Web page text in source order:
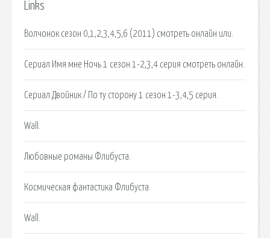
Links
Волчонок сезон 0,1,2,3,4,5,6 (2011) смотреть онлайн или.
Сериал Имя мне Ночь 1 сезон 1-2,3,4 серия смотреть онлайн.
Сериал Двойник / По ту сторону 1 сезон 1-3,4,5 серия.
Wall.
Любовные романы Флибуста.
Космическая фантастика Флибуста.
Wall.